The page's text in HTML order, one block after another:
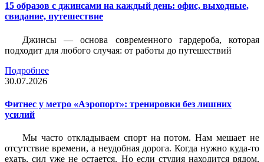
15 образов с джинсами на каждый день: офис, выходные,
свидание, путешествие
Джинсы — основа современного гардероба, которая
подходит для любого случая: от работы до путешествий
Подробнее
30.07.2026
Фитнес у метро «Аэропорт»: тренировки без лишних
усилий
Мы часто откладываем спорт на потом. Нам мешает не
отсутствие времени, а неудобная дорога. Когда нужно куда-то
ехать, сил уже не остается. Но если студия находится рядом,